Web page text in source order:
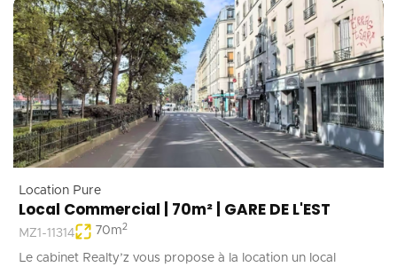
Location Pure
Local Commercial | 70m² | GARE DE L'EST
MZ1-11314 70m2
Le cabinet Realty’z vous propose à la location un local